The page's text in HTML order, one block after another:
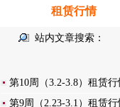
租赁行情
站内文章搜索：
第10周（3.2-3.8）租赁行
第9周（2.23-3.1）租赁行